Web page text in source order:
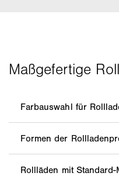
Mit der Farbvielfalt von
Rollläden individuell an
haben die Möglichkeit,
Abgestimmt auf den